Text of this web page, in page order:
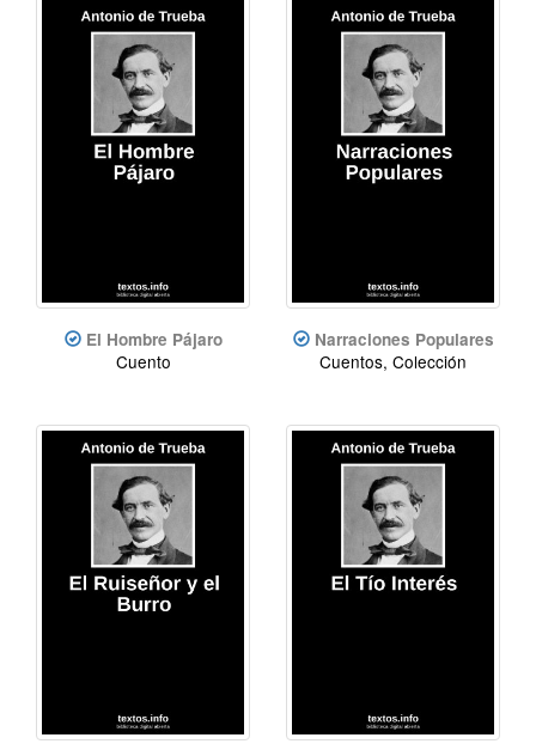
El Hombre Pájaro
Cuento
Narraciones Populares
Cuentos, Colección